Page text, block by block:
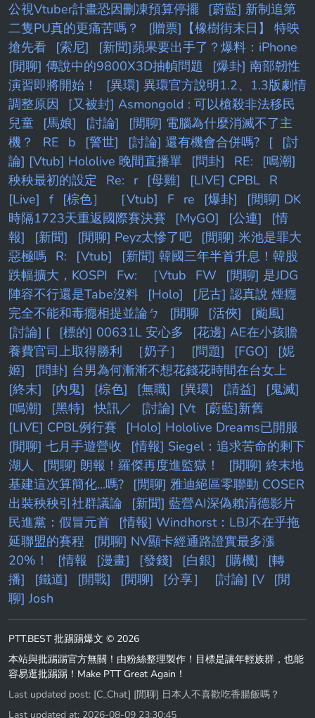
公視Vtuber計畫恐因刪凍預算停擺
[蔚藍] 新制追第
二隻PU真的更痛苦嗎？
[贈票]【橡樹街末日】 特映
搶先看
[索尼]
[新聞]蘋果要出手了？爆料：iPhone
[閒聊] 傳說中的9800X3D抽幀問題
[爆卦] 南部韌性
演習即將開始！
[異環] 異環官方說明1.2、1.3版劇情
調整原因
[又被封] Asmongold : 可以槍殺非法移民
兒童
[馬娘] [討論]
[閒聊] 電腦為什麼消滅不了主
機？
RE b [警世] [討論] 還有機會合併嗎? [
[討
論] [Vtub] Hololive 晚間直播單
[問卦] RE:
[鳴潮]
秧秧最初的設定
Re: r [母雞] [LIVE] CPBL R
[Live]
f [棕色］ ［Vtub] F re [爆卦]
[閒聊] DK
時隔1723天重返國際賽決賽
[MyGO] [公連]
[情
報]
[新聞] [閒聊] Peyz太慘了吧
[閒聊] 米池是罪大
惡極嗎 R: [Vtub]
[新聞] 韓國三年半首升息！韓股
跌幅擴大，KOSPI
Fw: ［Vtub FW
[閒聊] 是JDG
陣容不行還是Tabe沒料
[Holo]
[尼古] 認真說 煙癮
完全不能和毒癮相提並論ㄅ
[閒聊 [活俠]
[颱風]
[討論] [
[標的] 00631L 安心多
[花邊] AE在小孩贍
養費官司上取得勝利
［奶子］ [問題] [FGO]
[妮
姬]
[問卦] 台男為何漸漸不想花錢花時間在台女上
[終末]
[內鬼] [棕色] [無職] [異環] [請益]
[鬼滅]
[鳴潮]
[黑特] 快訊／ [討論] [Vt
[蔚藍]新舊
[LIVE] CPBL例行賽
[Holo] Hololive Dreams已開服
[閒聊] 七月手遊營收
[情報] Siegel：追求苦命的剩下
湖人
[閒聊] 朗報！羅傑再度進監獄！
[閒聊] 終末地
基建這次算簡化...嗎?
[閒聊] 雅迪絕區零聯動 COSER
出裝秧秧引社群議論
[新聞] 藍營AI深偽賴清德影片
民進黨：假冒元首
[情報] Windhorst：LBJ不在乎拖
延聯盟的賽程
[閒聊] NV顯卡經通路證實最多漲
20%！
[情報 [漫畫] [發錢] [白銀] [購機]
[轉
播]
[鐵道] [開戰] [閒聊] [分享］ [討論] [V
[閒
聊] Josh
PTT.BEST 批踢踢爆文 © 2026
本站與批踢踢官方無關！由粉絲整理製作！目標是讓年輕族群，也能
容易逛批踢踢！Make PTT Great Again！
Last updated post: [C_Chat] [閒聊] 日本人不喜歡吃香腸飯嗎？
Last updated at: 2026-08-09 23:30:45